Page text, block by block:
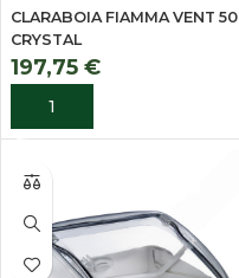
CLARABOIA FIAMMA VENT 50
CRYSTAL
197,75 €
ADICIONAR